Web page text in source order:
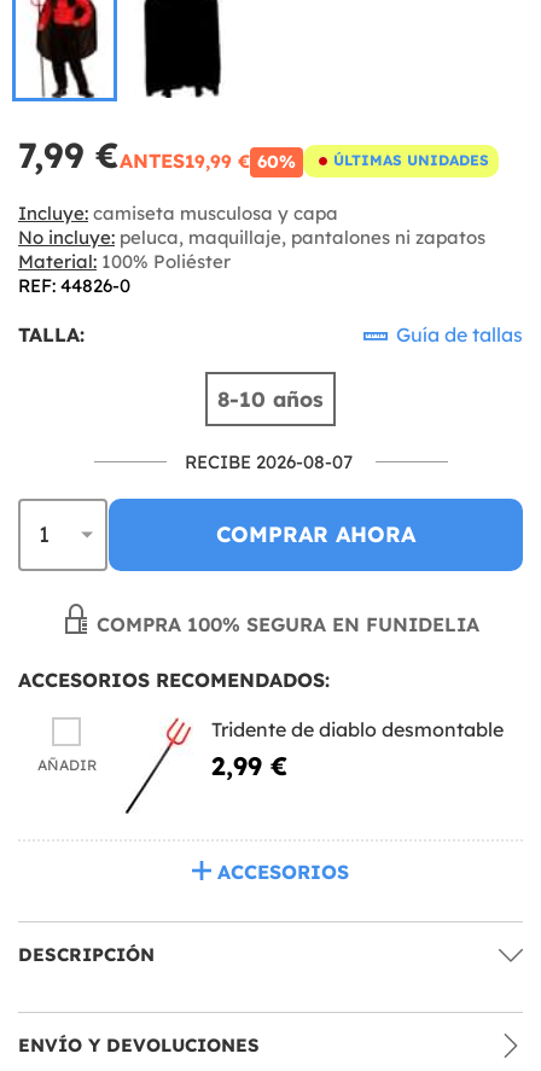
7,99 €ANTES19,99 € 60% ÚLTIMAS UNIDADES
Incluye: camiseta musculosa y capa
No incluye: peluca, maquillaje, pantalones ni zapatos
Material: 100% Poliéster
REF: 44826-0
TALLA: Guía de tallas
8-10 años
RECIBE 2026-08-07
COMPRAR AHORA
COMPRA 100% SEGURA EN FUNIDELIA
ACCESORIOS RECOMENDADOS:
AÑADIR
Tridente de diablo desmontable
2,99 €
ACCESORIOS
DESCRIPCIÓN
ENVÍO Y DEVOLUCIONES